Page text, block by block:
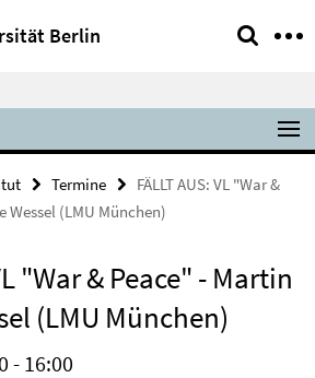
Berlin
Termine
FÄLLT AUS: VL "War &
Wessel (LMU München)
"War & Peace" - Martin
(LMU München)
- 16:00